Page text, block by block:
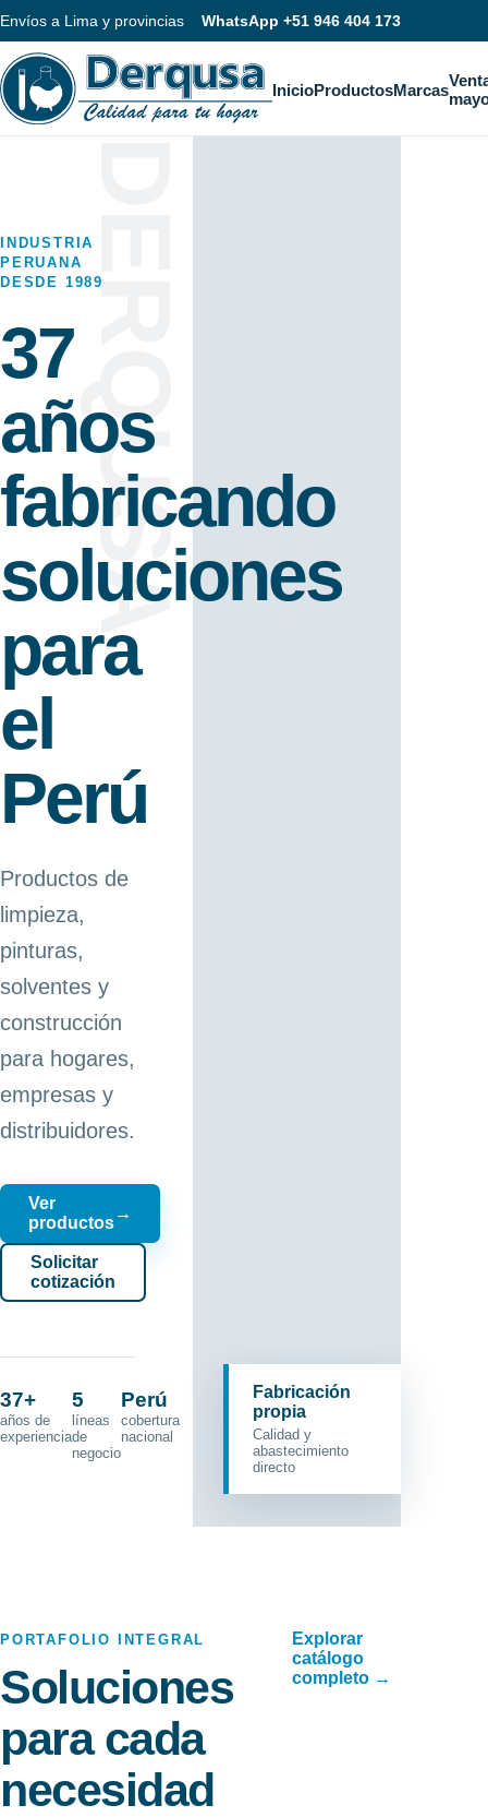
Envíos a Lima y provincias WhatsApp +51 946 404 173
InicioProductosMarcas
INDUSTRIA
PERUANA
DESDE 1989
37
años
fabricando
soluciones
para
el
Perú
Productos de
limpieza,
pinturas,
solventes y
construcción
para hogares,
empresas y
distribuidores.
Ver
productos
→
Solicitar
cotización
37+
años de
experiencia
5
líneas
de
negocio
Perú
cobertura
nacional
Fabricación
propia
Calidad y
abastecimiento
directo
PORTAFOLIO INTEGRAL
Soluciones
para cada
necesidad
Explorar
catálogo
completo →